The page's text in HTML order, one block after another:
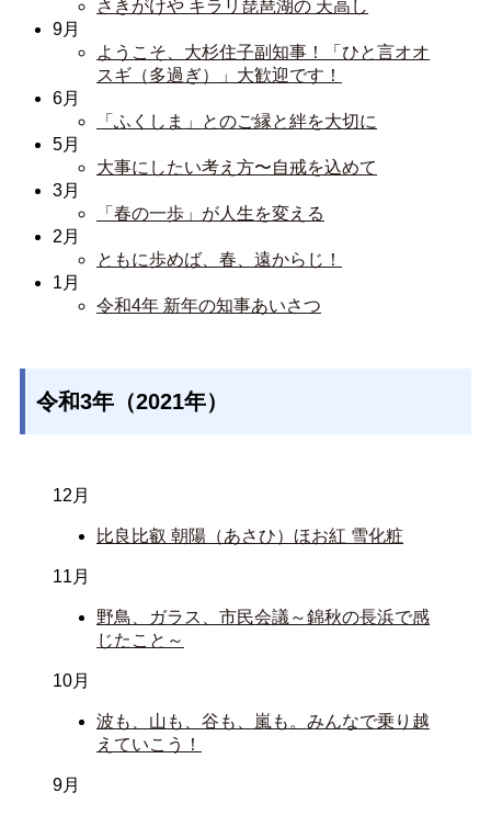
さきがけや キラリ琵琶湖の 天高し
9月
ようこそ、大杉住子副知事！「ひと言オオ
スギ（多過ぎ）」大歓迎です！
6月
「ふくしま」とのご縁と絆を大切に
5月
大事にしたい考え方〜自戒を込めて
3月
「春の一歩」が人生を変える
2月
ともに歩めば、春、遠からじ！
1月
令和4年 新年の知事あいさつ
令和3年（2021年）
12月
比良比叡 朝陽（あさひ）ほお紅 雪化粧
11月
野鳥、ガラス、市民会議～錦秋の長浜で感
じたこと～
10月
波も、山も、谷も、嵐も。みんなで乗り越
えていこう！
9月